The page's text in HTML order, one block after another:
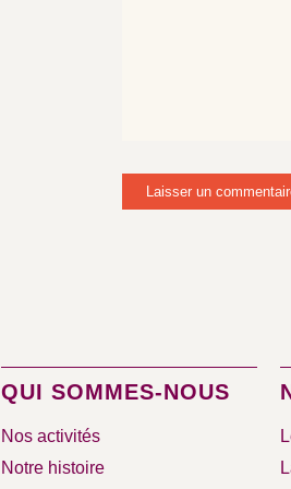
QUI SOMMES-NOUS
Nos activités
Notre histoire